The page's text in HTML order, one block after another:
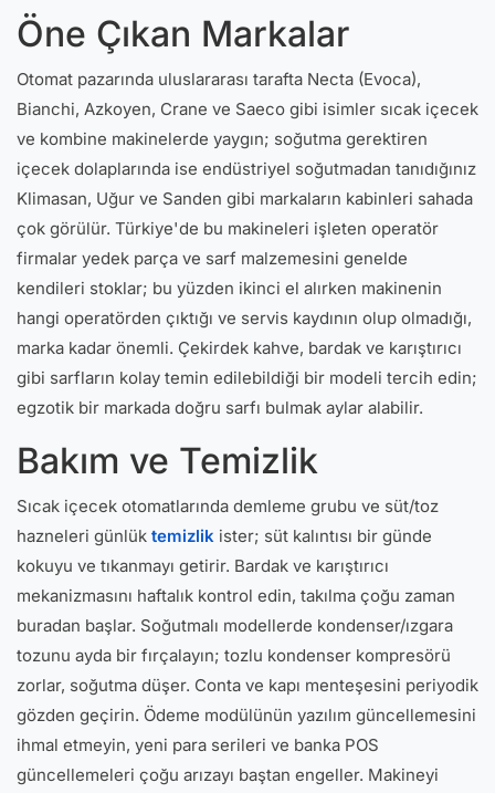
Öne Çıkan Markalar
Otomat pazarında uluslararası tarafta Necta (Evoca),
Bianchi, Azkoyen, Crane ve Saeco gibi isimler sıcak içecek
ve kombine makinelerde yaygın; soğutma gerektiren
içecek dolaplarında ise endüstriyel soğutmadan tanıdığınız
Klimasan, Uğur ve Sanden gibi markaların kabinleri sahada
çok görülür. Türkiye'de bu makineleri işleten operatör
firmalar yedek parça ve sarf malzemesini genelde
kendileri stoklar; bu yüzden ikinci el alırken makinenin
hangi operatörden çıktığı ve servis kaydının olup olmadığı,
marka kadar önemli. Çekirdek kahve, bardak ve karıştırıcı
gibi sarfların kolay temin edilebildiği bir modeli tercih edin;
egzotik bir markada doğru sarfı bulmak aylar alabilir.
Bakım ve Temizlik
Sıcak içecek otomatlarında demleme grubu ve süt/toz
hazneleri günlük temizlik ister; süt kalıntısı bir günde
kokuyu ve tıkanmayı getirir. Bardak ve karıştırıcı
mekanizmasını haftalık kontrol edin, takılma çoğu zaman
buradan başlar. Soğutmalı modellerde kondenser/ızgara
tozunu ayda bir fırçalayın; tozlu kondenser kompresörü
zorlar, soğutma düşer. Conta ve kapı menteşesini periyodik
gözden geçirin. Ödeme modülünün yazılım güncellemesini
ihmal etmeyin, yeni para serileri ve banka POS
güncellemeleri çoğu arızayı baştan engeller. Makineyi